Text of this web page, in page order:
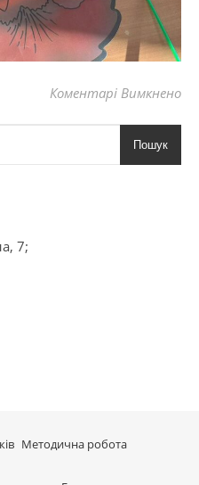
Коментарі Вимкненодо
Пошук
7;
Методична робота